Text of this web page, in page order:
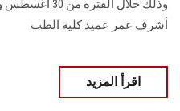
أشرف عمر عميد كلية الطب
اقرأ المزيد